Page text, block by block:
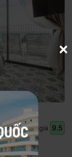
Đánh giá
9.5